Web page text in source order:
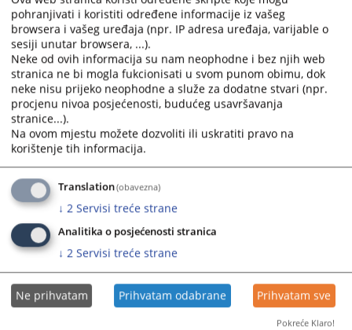
calendar
and
select
a
date.
Press
the
question
mark
key
get
the
keyboard
shortcuts
for
changing
dates.
calendar
and
select
a
date.
Press
question
mark
key
to
get
keyboard
shortcuts
for
changing
dates.
pohranjivati i koristiti određene informacije iz vašeg
browsera i vašeg uređaja (npr. IP adresa uređaja, varijable o
sesiji unutar browsera, ...).
Neke od ovih informacija su nam neophodne i bez njih web
stranica ne bi mogla fukcionisati u svom punom obimu, dok
neke nisu prijeko neophodne a služe za dodatne stvari (npr.
procjenu nivoa posjećenosti, budućeg usavršavanja
stranice...).
Na ovom mjestu možete dozvoliti ili uskratiti pravo na
korištenje tih informacija.
Translation(obavezna)
↓ 2 Servisi treće strane
Analitika o posjećenosti stranica
↓ 2 Servisi treće strane
Ne prihvatam Prihvatam odabrane Prihvatam sve
Pokreće Klaro!